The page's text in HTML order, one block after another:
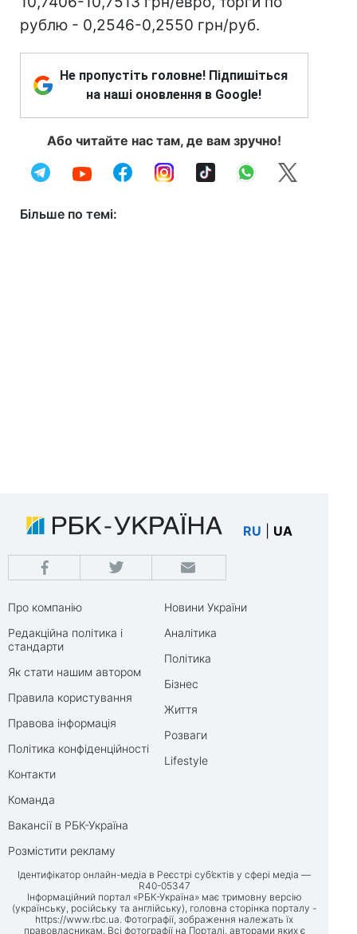
рублю - 0,2546-0,2550 грн/руб.
Не пропустіть головне! Підпишіться
на наші оновлення в Google!
Або читайте нас там, де вам зручно!
Більше по темі:
RU UA
Про компанію
Редакційна політика і
стандарти
Як стати нашим автором
Правила користування
Правова інформація
Політика конфіденційності
Контакти
Команда
Вакансії в РБК-Україна
Розмістити рекламу
Новини України
Аналітика
Політика
Бізнес
Життя
Розваги
Lifestyle
Ідентифікатор онлайн-медіа в Реєстрі суб’єктів у сфері медіа —
R40-05347
Інформаційний портал «РБК-Україна» має тримовну версію
(українську, російську та англійську), головна сторінка порталу -
https://www.rbc.ua. Фотографії, зображення належать їх
правовласникам. Всі фотографії на Порталі, авторами яких є